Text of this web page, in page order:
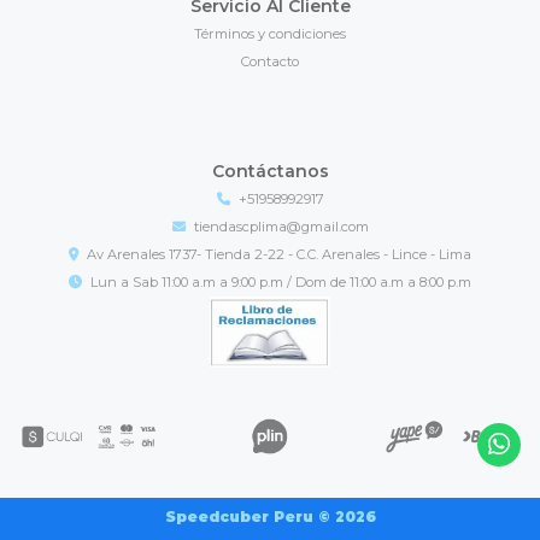
Servicio Al Cliente
Términos y condiciones
Contacto
Contáctanos
+51958992917
tiendascplima@gmail.com
Av Arenales 1737- Tienda 2-22 - C.C. Arenales - Lince - Lima
Lun a Sab 11:00 a.m a 9:00 p.m / Dom de 11:00 a.m a 8:00 p.m
Speedcuber Peru © 2026